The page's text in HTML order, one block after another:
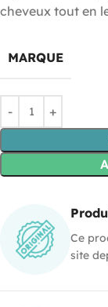
cheveux tout en
MARQUE
Ce
site